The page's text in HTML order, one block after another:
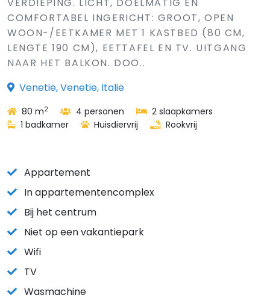
COMFORTABEL INGERICHT: GROOT, OPEN
WOON-/EETKAMER MET 1 KASTBED (80 CM,
LENGTE 190 CM), EETTAFEL EN TV. UITGANG
NAAR HET BALKON. DOO..
Venetië, Venetie, Italië
80 m2 4 personen
2 slaapkamers
1 badkamer
Huisdiervrij Rookvrij
Appartement
In appartementencomplex
Bij het centrum
Niet op een vakantiepark
Wifi
TV
Wasmachine